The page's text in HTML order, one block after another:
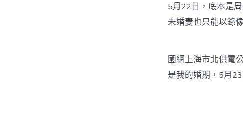
5月22日，底本是
未婚妻也只能以錄
國網上海市北供電
是我的婚期，5月